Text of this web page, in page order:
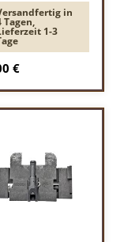
in
Tagen,
1-3
Preis:
€